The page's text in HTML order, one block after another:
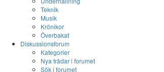
Teknik
Musik
Krönikor
Överbakat
Diskussionsforum
Kategorier
Nya trådar i forumet
Sök i forumet